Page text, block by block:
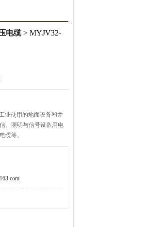
电缆> MYJV32-
业使用的地面设备和井
信、照明与信号设备用电
。